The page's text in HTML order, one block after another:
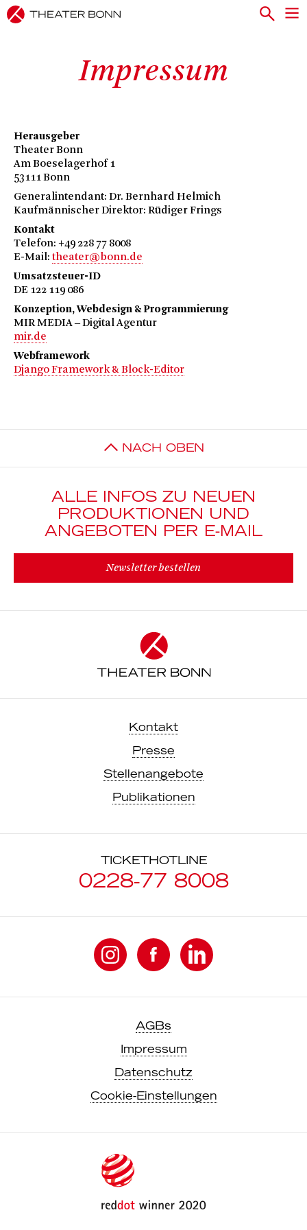
Impressum
Herausgeber
Theater Bonn
Am Boeselagerhof 1
53111 Bonn
Generalintendant: Dr. Bernhard Helmich
Kaufmännischer Direktor: Rüdiger Frings
Kontakt
Telefon: +49 228 77 8008
E-Mail: theater@bonn.de
Umsatzsteuer-ID
DE 122 119 086
Konzeption, Webdesign & Programmierung
MIR MEDIA ‒ Digital Agentur
mir.de
Webframework
Django Framework & Block-Editor
NACH OBEN
ALLE INFOS ZU NEUEN
PRODUKTIONEN UND
ANGEBOTEN PER E-MAIL
Newsletter bestellen
Kontakt
Presse
Stellenangebote
Publikationen
TICKETHOTLINE
0228-77 8008
AGBs
Impressum
Datenschutz
Cookie-Einstellungen